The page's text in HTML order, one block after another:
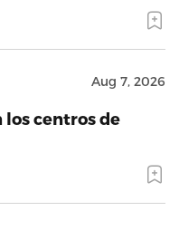
Aug 7, 2026
los centros de